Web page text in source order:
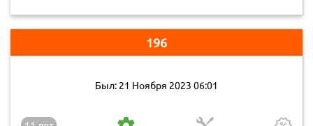
196
Был: 21 Ноября 2023 06:01